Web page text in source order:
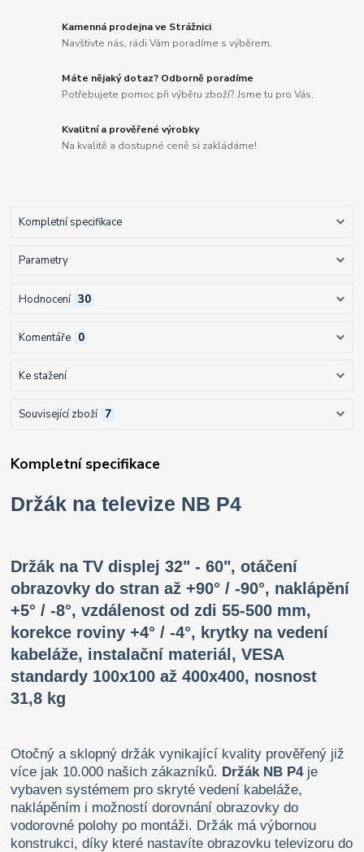
Kamenná prodejna ve Strážnici
Navštivte nás, rádi Vám poradíme s výběrem.
Máte nějaký dotaz? Odborně poradíme
Potřebujete pomoc při výběru zboží? Jsme tu pro Vás.
Kvalitní a prověřené výrobky
Na kvalitě a dostupné ceně si zakládáme!
Kompletní specifikace
Parametry
Hodnocení 30
Komentáře 0
Ke stažení
Související zboží 7
Kompletní specifikace
Držák na televize NB P4
Držák na TV displej 32" - 60", otáčení
obrazovky do stran až +90° / -90°, naklápění
+5° / -8°, vzdálenost od zdi 55-500 mm,
korekce roviny +4° / -4°, krytky na vedení
kabeláže, instalační materiál, VESA
standardy 100x100 až 400x400, nosnost
31,8 kg
Otočný a sklopný držák vynikající kvality prověřený již
více jak 10.000 našich zákazníků. Držák NB P4je
vybaven systémem pro skryté vedení kabeláže,
naklápěním i možností dorovnání obrazovky do
vodorovné polohy po montáži. Držák má výbornou
konstrukci, díky které nastavíte obrazovku televizoru do